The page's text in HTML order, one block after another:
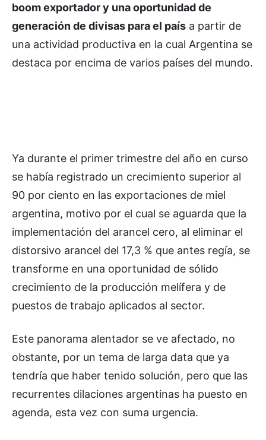
boom exportador y una oportunidad de
generación de divisas para el país a partir de
una actividad productiva en la cual Argentina se
destaca por encima de varios países del mundo.
Ya durante el primer trimestre del año en curso
se había registrado un crecimiento superior al
90 por ciento en las exportaciones de miel
argentina, motivo por el cual se aguarda que la
implementación del arancel cero, al eliminar el
distorsivo arancel del 17,3 % que antes regía, se
transforme en una oportunidad de sólido
crecimiento de la producción melífera y de
puestos de trabajo aplicados al sector.
Este panorama alentador se ve afectado, no
obstante, por un tema de larga data que ya
tendría que haber tenido solución, pero que las
recurrentes dilaciones argentinas ha puesto en
agenda, esta vez con suma urgencia.